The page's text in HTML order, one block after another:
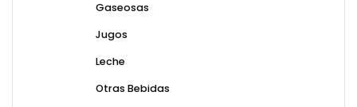
Gaseosas
Jugos
Leche
Otras Bebidas